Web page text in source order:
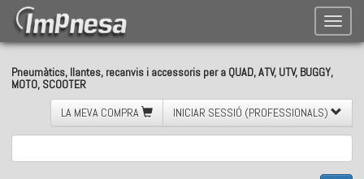
Toggle
Pneumàtics, llantes, recanvis i accessoris per a QUAD, ATV, UTV, BUGGY,
MOTO, SCOOTER
LA MEVA COMPRA
INICIAR SESSIÓ (PROFESSIONALS)